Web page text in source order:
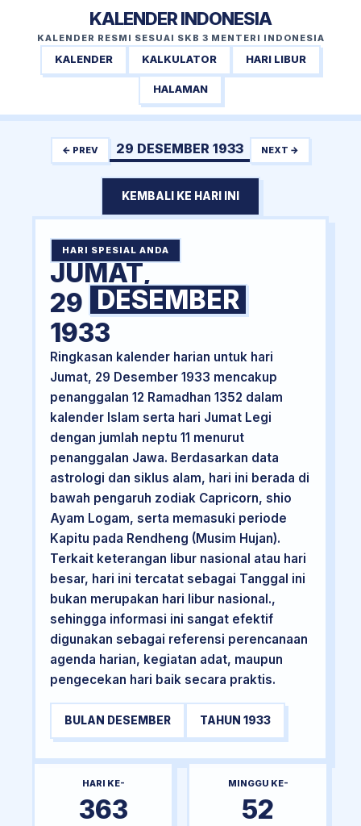
KALENDER INDONESIA
KALENDER RESMI SESUAI SKB 3 MENTERI INDONESIA
KALENDER KALKULATOR HARI LIBUR
HALAMAN
← PREV 29 DESEMBER 1933 NEXT →
KEMBALI KE HARI INI
HARI SPESIAL ANDA
JUMAT,
29 DESEMBER
1933
Ringkasan kalender harian untuk hari
Jumat, 29 Desember 1933 mencakup
penanggalan 12 Ramadhan 1352 dalam
kalender Islam serta hari Jumat Legi
dengan jumlah neptu 11 menurut
penanggalan Jawa. Berdasarkan data
astrologi dan siklus alam, hari ini berada di
bawah pengaruh zodiak Capricorn, shio
Ayam Logam, serta memasuki periode
Kapitu pada Rendheng (Musim Hujan).
Terkait keterangan libur nasional atau hari
besar, hari ini tercatat sebagai Tanggal ini
bukan merupakan hari libur nasional.,
sehingga informasi ini sangat efektif
digunakan sebagai referensi perencanaan
agenda harian, kegiatan adat, maupun
pengecekan hari baik secara praktis.
BULAN DESEMBER TAHUN 1933
HARI KE-
363
MINGGU KE-
52